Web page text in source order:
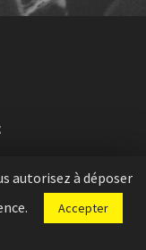
avec l'aide deBloop
Mentions légales
autorisez à déposer
Accepter